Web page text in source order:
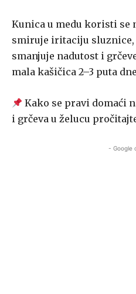
Kunica u medu koristi se
smiruje iritaciju sluznice,
smanjuje nadutost i
mala kašičica 2–3 puta
Kako se pravi domaći
i grčeva u želucu
- Google